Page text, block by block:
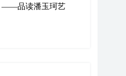
——品读潘玉珂艺